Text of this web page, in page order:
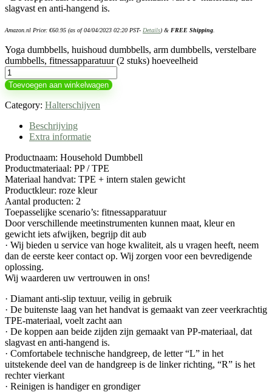
slagvast en anti-hangend is.
Amazon.nl Price: €60.95 (as of 04/04/2023 02:20 PST- Details) & FREE Shipping
Yoga dumbbells, huishoud dumbbells, arm dumbbells, verstelbare
dumbbells, fitnessapparatuur (2 stuks) hoeveelheid
Toevoegen aan winkelwagen
Category: Halterschijven
Beschrijving
Extra informatie
Productnaam: Household Dumbbell
Productmateriaal: PP / TPE
Materiaal handvat: TPE + intern stalen gewicht
Productkleur: roze kleur
Aantal producten: 2
Toepasselijke scenario’s: fitnessapparatuur
Door verschillende meetinstrumenten kunnen maat, kleur en
gewicht iets afwijken, begrijp dit aub
· Wij bieden u service van hoge kwaliteit, als u vragen heeft, neem
dan de eerste keer contact op. Wij zorgen voor een bevredigende
oplossing.
Wij waarderen uw vertrouwen in ons!
· Diamant anti-slip textuur, veilig in gebruik
· De buitenste laag van het handvat is gemaakt van zeer veerkrachtig
TPE-materiaal, voelt zacht aan
· De koppen aan beide zijden zijn gemaakt van PP-materiaal, dat
slagvast en anti-hangend is.
· Comfortabele technische handgreep, de letter “L” in het
uitstekende deel van de handgreep is de linker richting, “R” is het
rechter vierkant
· Reinigen is handiger en grondiger